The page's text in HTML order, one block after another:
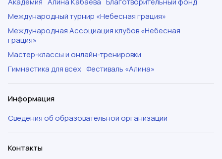
Международный турнир «Небесная грация»
Международная Ассоциация клубов «Небесная
грация»
Мастер-классы и онлайн-тренировки
Гимнастика для всех Фестиваль «Алина»
Информация
Сведения об образовательной организации
Контакты